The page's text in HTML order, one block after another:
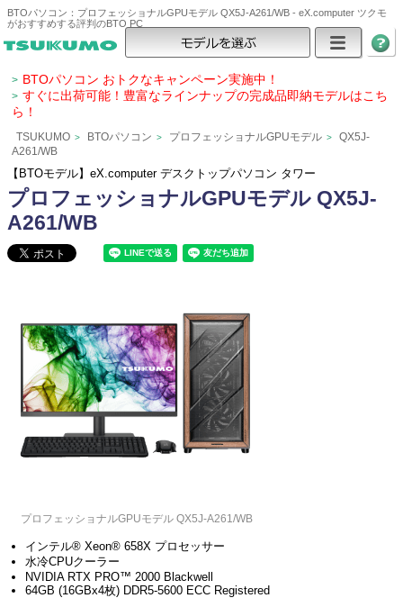
BTOパソコン：プロフェッショナルGPUモデル QX5J-A261/WB - eX.computer ツクモ
がおすすめする評判のBTO PC
> BTOパソコン おトクなキャンペーン実施中！
> すぐに出荷可能！豊富なラインナップの完成品即納モデルはこち
ら！
TSUKUMO > BTOパソコン > プロフェッショナルGPUモデル >
QX5J-
A261/WB
【BTOモデル】eX.computer デスクトップパソコン タワー
プロフェッショナルGPUモデル QX5J-
A261/WB
プロフェッショナルGPUモデル QX5J-A261/WB
インテル® Xeon® 658X プロセッサー
水冷CPUクーラー
NVIDIA RTX PRO™ 2000 Blackwell
64GB (16GBx4枚) DDR5-5600 ECC Registered